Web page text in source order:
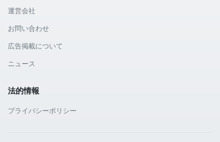
運営会社
お問い合わせ
広告掲載について
ニュース
法的情報
プライバシーポリシー